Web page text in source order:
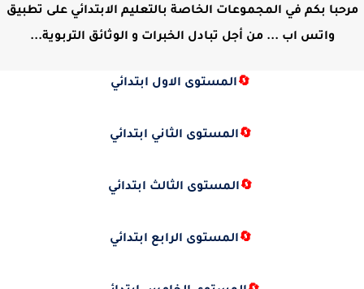
مرحبا بكم في المجموعات الخاصة بالتعليم الابتدائي على تطبيق
واتس اب ... من أجل تبادل الخبرات و الوثائق التربوية...
🔄المستوى الاول ابتدائي
🔄المستوى الثاني ابتدائي
🔄المستوى الثالث ابتدائي
🔄المستوى الرابع ابتدائي